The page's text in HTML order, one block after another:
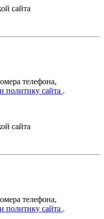
сайта
телефона,
политику сайта .
сайта
телефона,
политику сайта .